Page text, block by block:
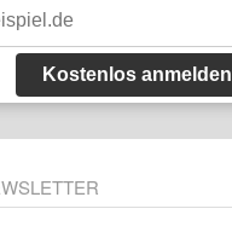
Kostenlos anmelden